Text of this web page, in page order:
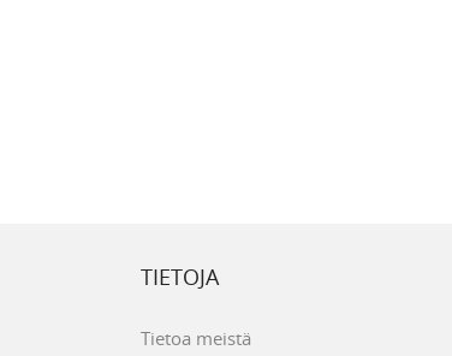
TIETOJA
Tietoa meistä